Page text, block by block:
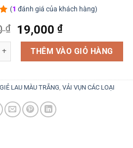
(1 đánh giá của khách hàng)
₫
Giá
gốc
20,000 ₫.
19,000₫Giá
hiện
tại
là:
19,000 ₫.
SÀI GÒN số lượng
THÊM VÀO GIỎ HÀNG
GIẺ LAU MÀU TRẮNG ,VẢI VỤN CÁC LOẠI